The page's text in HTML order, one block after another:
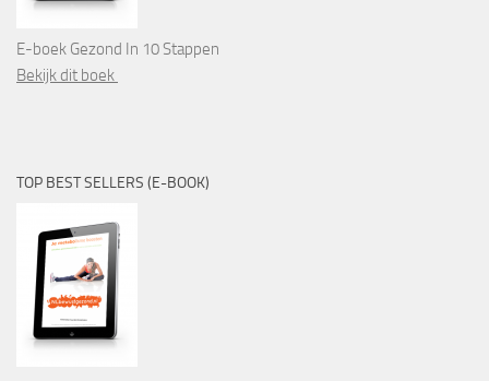
E-boek Gezond In 10 Stappen
Bekijk dit boek
TOP BEST SELLERS (E-BOOK)